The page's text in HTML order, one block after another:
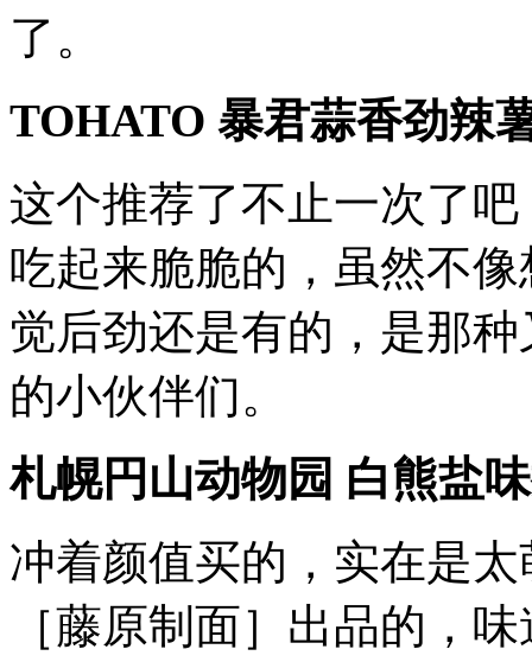
了。
TOHATO 暴君蒜香劲辣
这个推荐了不止一次了
吃起来脆脆的，虽然不
觉后劲还是有的，是那
的小伙伴们。
札幌円山动物园 白熊盐
冲着颜值买的，实在是
［藤原制面］出品的，